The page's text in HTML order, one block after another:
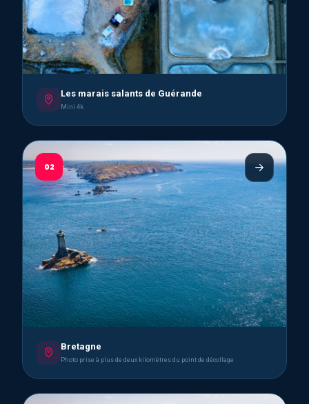
Les marais salants de Guérande
Mini 4k
02
Bretagne
Photo prise à plus de deux kilomètres du point de décollage